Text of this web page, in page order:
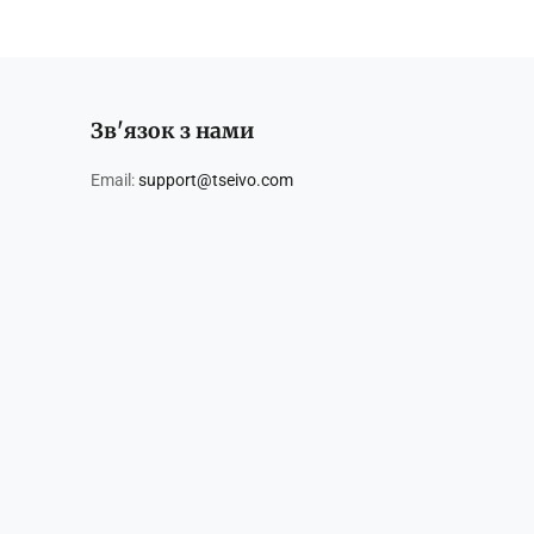
Зв'язок з нами
Email:support@tseivo.com